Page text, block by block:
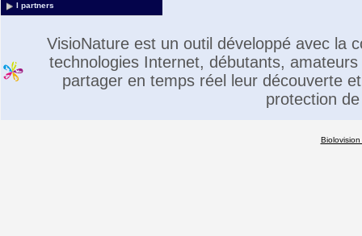
I partners
VisioNature est un outil développé avec la
technologies Internet, débutants,
partager en temps réel leur découverte
protection
Biolovision